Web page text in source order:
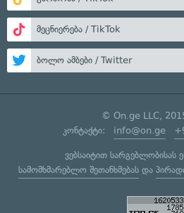
მეცნიერება / TikTok
ბოლო ამბები / Twitter
© On.ge LLC,
კონტაქტი: info@on.ge
ვებსაიტით სარგებლობისას
სამომხმარებლო შეთანხმებასდა